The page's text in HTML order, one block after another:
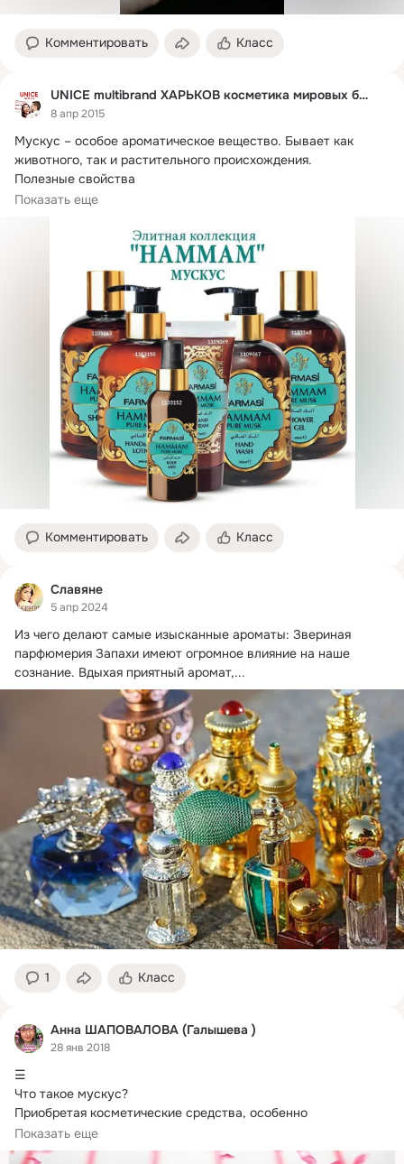
Комментировать Класс
UNICE multibrand ХАРЬКОВ косметика мировых брендов
8 апр 2015
Мускус – особое ароматическое вещество. Бывает как
животного, так и растительного происхождения.
Полезные свойства
Растительный мускус...
Показать еще
Комментировать Класс
Славяне
5 апр 2024
Из чего делают самые изысканные ароматы: Звериная
парфюмерия Запахи имеют огромное влияние на наше
сознание. Вдыхая приятный аромат,...
1 Класс
Анна ШАПОВАЛОВА (Галышева )
28 янв 2018
☰
Что такое мускус?
Приобретая косметические средства, особенно
парфюмерию, мы часто не задумываемся, какая сложная
работа предшествовала...
Показать еще